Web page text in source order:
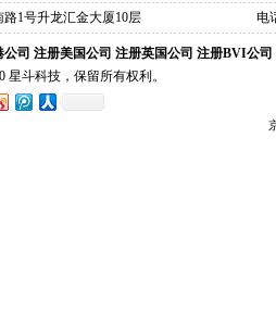
路1号升龙汇金大厦10层 电
司 注册美国公司 注册英国公司 注册BVI公司
星斗科技，保留所有权利。